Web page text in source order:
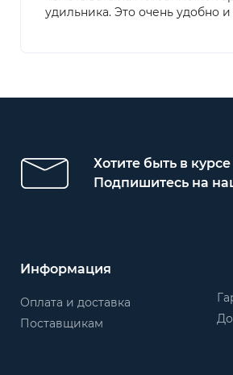
удильника. Это очень удобно
Хотите быть в
Подпишитесь на
Информация
Оплата и доставка
Поставщикам